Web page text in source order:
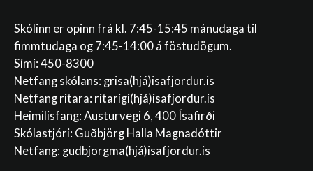
Skólinn er opinn frá kl. 7:45-15:45 mánudaga til
fimmtudaga og 7:45-14:00 á föstudögum.
Sími: 450-8300
Netfang skólans: grisa(hjá)isafjordur.is
Netfang ritara: ritarigi(hjá)isafjordur.is
Heimilisfang: Austurvegi 6, 400 Ísafirði
Skólastjóri: Guðbjörg Halla Magnadóttir
Netfang: gudbjorgma(hjá)isafjordur.is